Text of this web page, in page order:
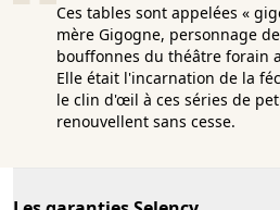
Ces tables sont appelées «
mère Gigogne, personnage
bouffonnes du théâtre forain
Elle était l'incarnation de la
le clin d'œil à ces séries de
renouvellent sans cesse.